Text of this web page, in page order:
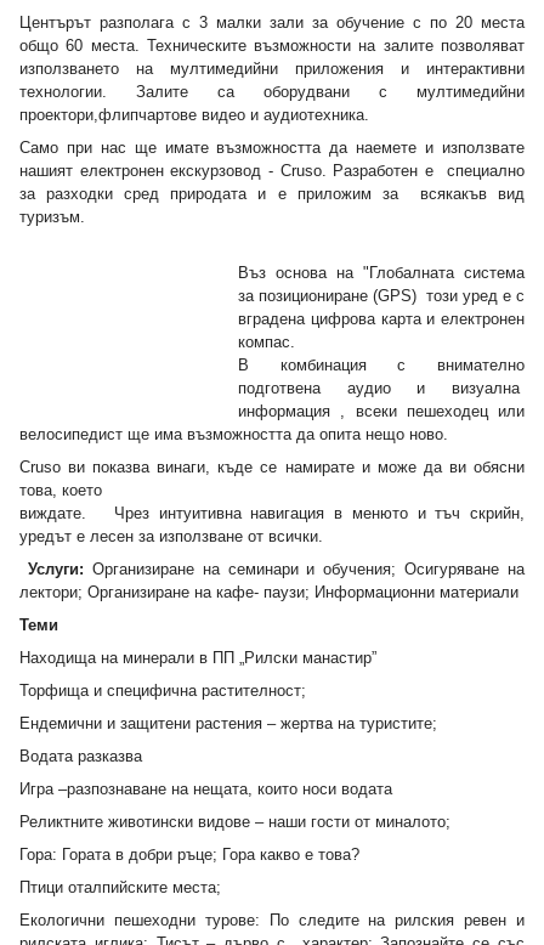
Центърът разполага с 3 малки зали за обучение с по 20 места
общо 60 места. Техническите възможности на залите позволяват
използването на мултимедийни приложения и интерактивни
технологии. Залите са оборудвани с мултимедийни
проектори,флипчартове видео и аудиотехника.
Само при нас ще имате възможността да наемете и използвате
нашият електронен екскурзовод - Cruso. Разработен е специално
за разходки сред природата и е приложим за всякакъв вид
туризъм.
Въз основа на "Глобалната система
за позициониране (GPS) този уред е с
вградена цифрова карта и електронен
компас.
В комбинация с внимателно
подготвена аудио и визуална
информация , всеки пешеходец или
велосипедист ще има възможността да опита нещо ново.
Cruso ви показва винаги, къде се намирате и може да ви обясни
това, което
виждате. Чрез интуитивна навигация в менюто и тъч скрийн,
уредът е лесен за използване от всички.
Услуги: Организиране на семинари и обучения; Осигуряване на
лектори; Организиране на кафе- паузи; Информационни материали
Теми
Находища на минерали в ПП „Рилски манастир”
Торфища и специфична растителност;
Ендемични и защитени растения – жертва на туристите;
Водата разказва
Игра –разпознаване на нещата, които носи водата
Реликтните животински видове – наши гости от миналото;
Гора: Гората в добри ръце; Гора какво е това?
Птици оталпийските места;
Екологични пешеходни турове: По следите на рилския ревен и